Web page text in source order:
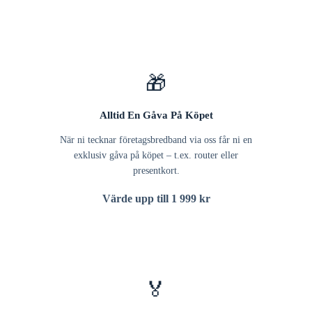
🎁
Alltid En Gåva På Köpet
När ni tecknar företagsbredband via oss får ni en
exklusiv gåva på köpet – t.ex. router eller
presentkort.
Värde upp till 1 999 kr
🏅